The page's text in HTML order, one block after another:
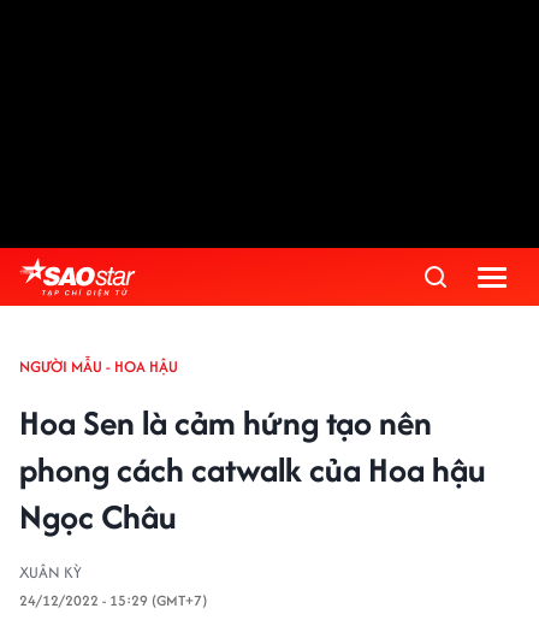
NGƯỜI MẪU - HOA HẬU
Hoa Sen là cảm hứng tạo nên
phong cách catwalk của Hoa hậu
Ngọc Châu
XUÂN KỲ
24/12/2022 - 15:29 (GMT+7)